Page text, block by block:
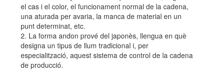
el cas i el color, el funcionament normal de la cadena,
una aturada per avaria, la manca de material en un
punt determinat, etc.
2. La forma andon prové del japonès, llengua en què
designa un tipus de llum tradicional i, per
especialització, aquest sistema de control de la cadena
de producció.